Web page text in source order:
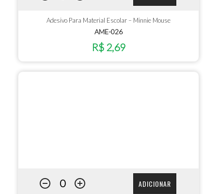
Adesivo Para Material Escolar – Minnie Mouse
AME-026
R$ 2,69
ADICIONAR